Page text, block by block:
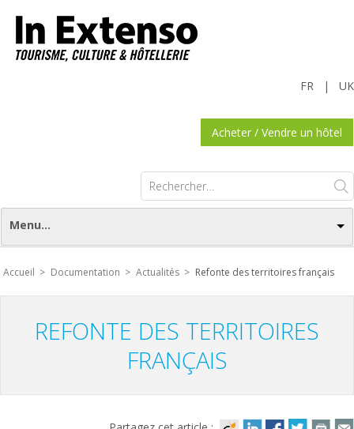
UK
|
FR
Acheter / Vendre un hôtel
Rechercher :
Menu...
Accueil > Documentation > Actualités > Refonte des territoires français
REFONTE DES TERRITOIRES
FRANÇAIS